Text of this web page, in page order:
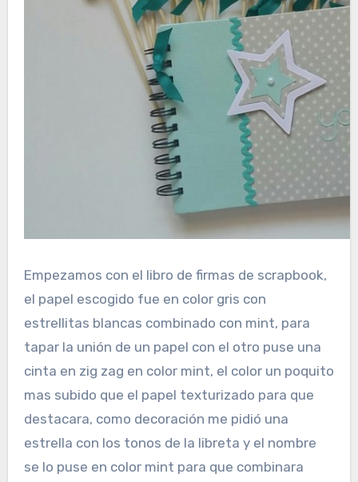
Empezamos con el libro de firmas de scrapbook,
el papel escogido fue en color gris con
estrellitas blancas combinado con mint, para
tapar la unión de un papel con el otro puse una
cinta en zig zag en color mint, el color un poquito
mas subido que el papel texturizado para que
destacara, como decoración me pidió una
estrella con los tonos de la libreta y el nombre
se lo puse en color mint para que combinara